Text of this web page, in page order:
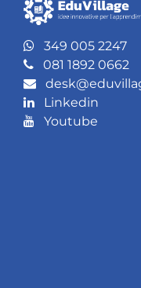
349 005 2247
081 1892 0662
Linkedin
Youtube